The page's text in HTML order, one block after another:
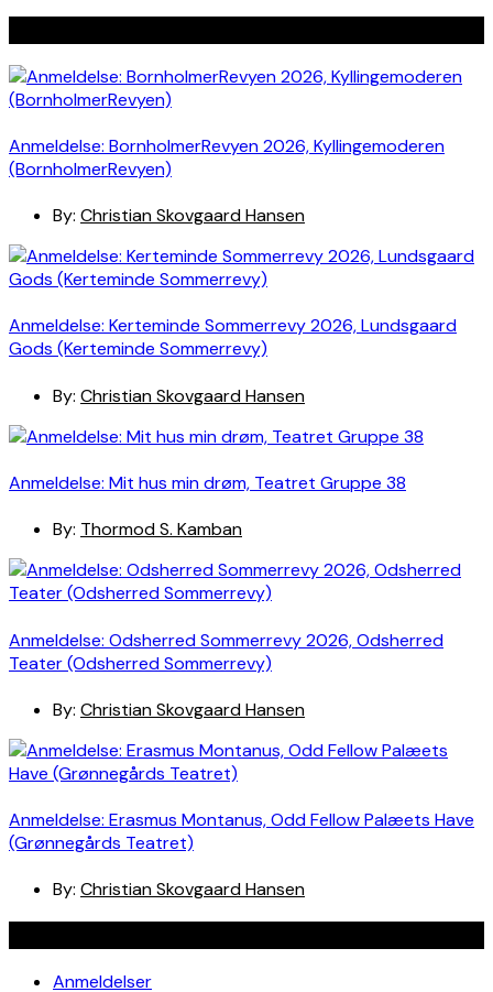
Anmeldelse: BornholmerRevyen 2026, Kyllingemoderen
(BornholmerRevyen)
By: Christian Skovgaard Hansen
Anmeldelse: Kerteminde Sommerrevy 2026, Lundsgaard
Gods (Kerteminde Sommerrevy)
By: Christian Skovgaard Hansen
Anmeldelse: Mit hus min drøm, Teatret Gruppe 38
By: Thormod S. Kamban
Anmeldelse: Odsherred Sommerrevy 2026, Odsherred
Teater (Odsherred Sommerrevy)
By: Christian Skovgaard Hansen
Anmeldelse: Erasmus Montanus, Odd Fellow Palæets Have
(Grønnegårds Teatret)
By: Christian Skovgaard Hansen
Anmeldelser